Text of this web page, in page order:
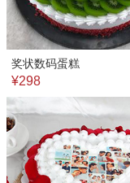
奖状数码蛋糕
¥298